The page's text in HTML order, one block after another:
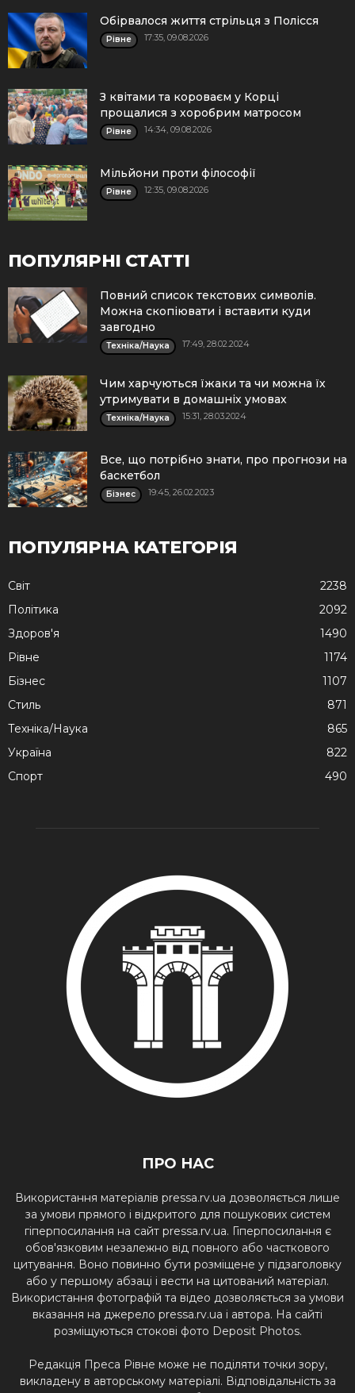
Обірвалося життя стрільця з Полісся
Рівне 17:35, 09.08.2026
З квітами та короваєм у Корці
прощалися з хоробрим матросом
Рівне 14:34, 09.08.2026
Мільйони проти філософії
Рівне 12:35, 09.08.2026
ПОПУЛЯРНІ СТАТТІ
Повний список текстових символів.
Можна скопіювати і вставити куди
завгодно
Техніка/Наука 17:49, 28.02.2024
Чим харчуються їжаки та чи можна їх
утримувати в домашніх умовах
Техніка/Наука 15:31, 28.03.2024
Все, що потрібно знати, про прогнози на
баскетбол
Бізнес 19:45, 26.02.2023
ПОПУЛЯРНА КАТЕГОРІЯ
Cвіт
2238
Політика
2092
Здоров'я
1490
Рівне
1174
Бізнес
1107
Стиль
871
Техніка/Наука
865
Україна
822
Спорт
490
ПРО НАС
Використання матеріалів pressa.rv.ua дозволяється лише
за умови прямого і відкритого для пошукових систем
гіперпосилання на сайт pressa.rv.ua. Гіперпосилання є
обов'язковим незалежно від повного або часткового
цитування. Воно повинно бути розміщене у підзаголовку
або у першому абзаці і вести на цитований матеріал.
Використання фотографій та відео дозволяється за умови
вказання на джерело pressa.rv.ua і автора. На сайті
розміщуються стокові фото Deposit Photos.
Редакція Преса Рівне може не поділяти точки зору,
викладену в авторському матеріалі. Відповідальність за